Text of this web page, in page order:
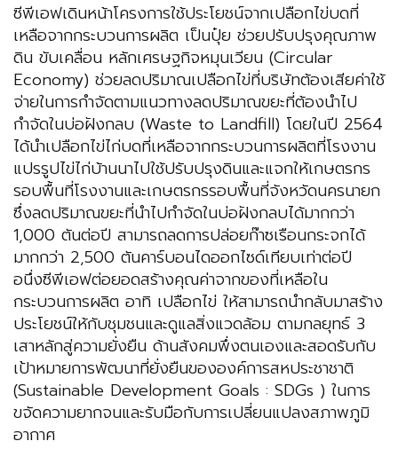
ซีพีเอฟเดินหน้าโครงการใช้ประโยชน์จากเปลือกไข่บดที่
เหลือจากกระบวนการผลิต เป็นปุ๋ย ช่วยปรับปรุงคุณภาพ
ดิน ขับเคลื่อน หลักเศรษฐกิจหมุนเวียน (Circular
Economy) ช่วยลดปริมาณเปลือกไข่ที่บริษัทต้องเสียค่าใช้
จ่ายในการกำจัดตามแนวทางลดปริมาณขยะที่ต้องนำไป
กำจัดในบ่อฝังกลบ (Waste to Landfill) โดยในปี 2564
ได้นำเปลือกไข่ไก่บดที่เหลือจากกระบวนการผลิตที่โรงงาน
แปรรูปไข่ไก่บ้านนาไปใช้ปรับปรุงดินและแจกให้เกษตรกร
รอบพื้นที่โรงงานและเกษตรกรรอบพื้นที่จังหวัดนครนายก
ซึ่งลดปริมาณขยะที่นำไปกำจัดในบ่อฝังกลบได้มากกว่า
1,000 ตันต่อปี สามารถลดการปล่อยก๊าซเรือนกระจกได้
มากกว่า 2,500 ตันคาร์บอนไดออกไซด์เทียบเท่าต่อปี
อนึ่งซีพีเอฟต่อยอดสร้างคุณค่าจากของที่เหลือใน
กระบวนการผลิต อาทิ เปลือกไข่ ให้สามารถนำกลับมาสร้าง
ประโยชน์ให้กับชุมชนและดูแลสิ่งแวดล้อม ตามกลยุทธ์ 3
เสาหลักสู่ความยั่งยืน ด้านสังคมพึ่งตนเองและสอดรับกับ
เป้าหมายการพัฒนาที่ยั่งยืนขององค์การสหประชาชาติ
(Sustainable Development Goals : SDGs ) ในการ
ขจัดความยากจนและรับมือกับการเปลี่ยนแปลงสภาพภูมิ
อากาศ